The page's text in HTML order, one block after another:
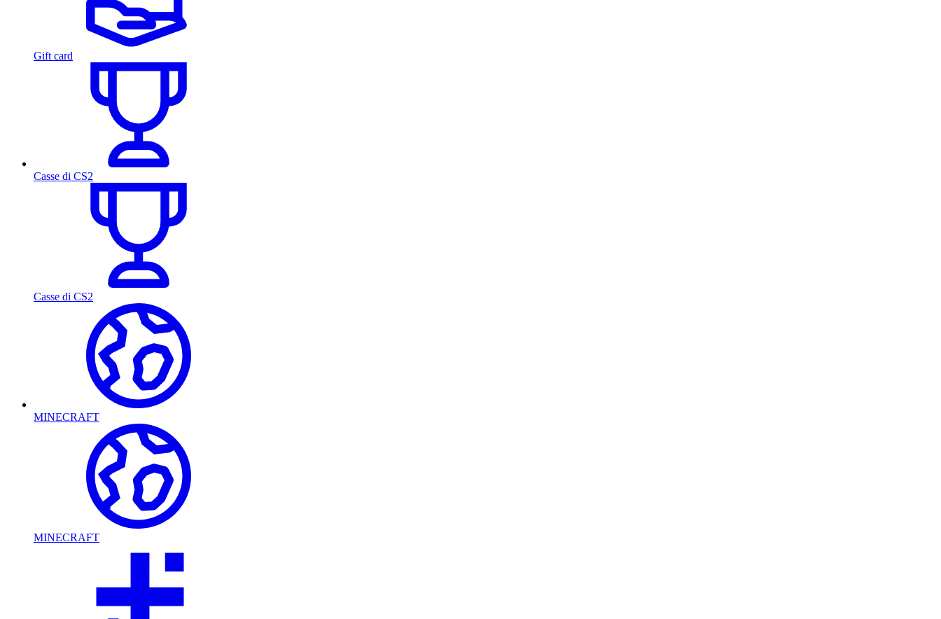
Gift card
Casse di CS2
Casse di CS2
MINECRAFT
MINECRAFT